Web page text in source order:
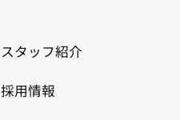
スタッフ紹介
採用情報